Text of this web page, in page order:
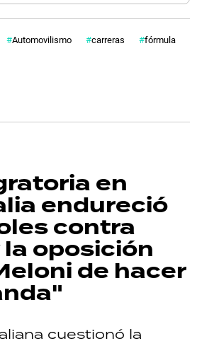
Automovilismo carreras fórmula
en
endureció
contra
la oposición
de hacer
cuestionó la